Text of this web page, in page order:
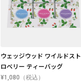
ウェッジウッド ワイルドスト
ロベリー ティーバッグ
¥1,080（税込）